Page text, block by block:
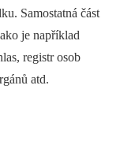
Samostatná část
je například
registr osob
atd.